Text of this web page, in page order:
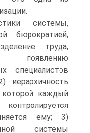
системы,
бюрократией,
труда,
специалистов
иерархичность
которой каждый
ему; 3)
системы